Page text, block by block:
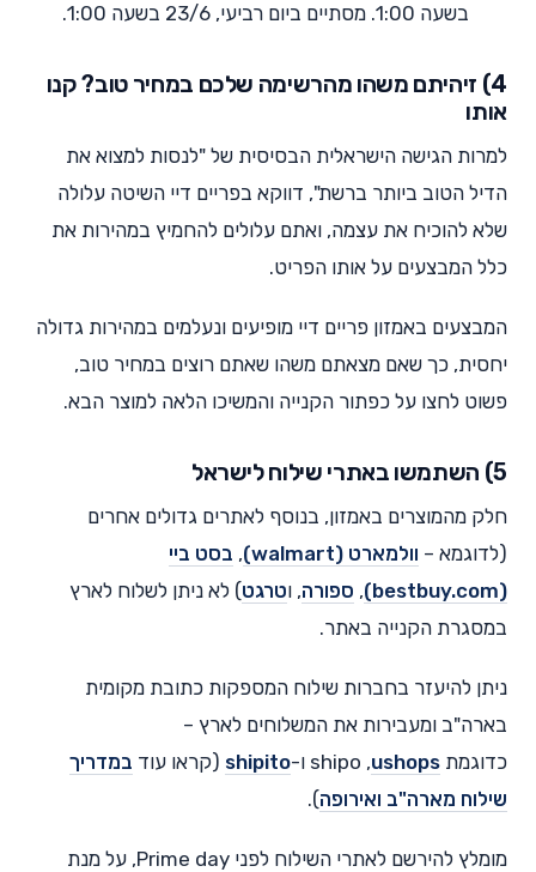
בשעה 1:00. מסתיים ביום רביעי, 23/6 בשעה 1:00.
4) זיהיתם משהו מהרשימה שלכם במחיר טוב? קנו
אותו
למרות הגישה הישראלית הבסיסית של "לנסות למצוא את
הדיל הטוב ביותר ברשת", דווקא בפריים דיי השיטה עלולה
שלא להוכיח את עצמה, ואתם עלולים להחמיץ במהירות את
כלל המבצעים על אותו הפריט.
המבצעים באמזון פריים דיי מופיעים ונעלמים במהירות גדולה
יחסית, כך שאם מצאתם משהו שאתם רוצים במחיר טוב,
פשוט לחצו על כפתור הקנייה והמשיכו הלאה למוצר הבא.
5) השתמשו באתרי שילוח לישראל
חלק מהמוצרים באמזון, בנוסף לאתרים גדולים אחרים
(לדוגמא – וולמארט (walmart) , בסט ביי
(bestbuy.com)
, ספורה, וטרגט) לא ניתן לשלוח לארץ
במסגרת הקנייה באתר.
ניתן להיעזר בחברות שילוח המספקות כתובת מקומית
בארה"ב ומעבירות את המשלוחים לארץ –
כדוגמת shipo , ushops ו-shipito (קראו עוד במדריך
שילוח מארה"ב ואירופה).
מומלץ להירשם לאתרי השילוח לפני Prime day, על מנת